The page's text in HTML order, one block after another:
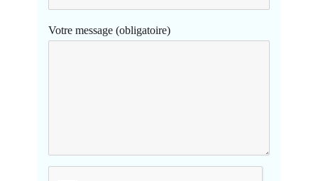
Votre message (obligatoire)